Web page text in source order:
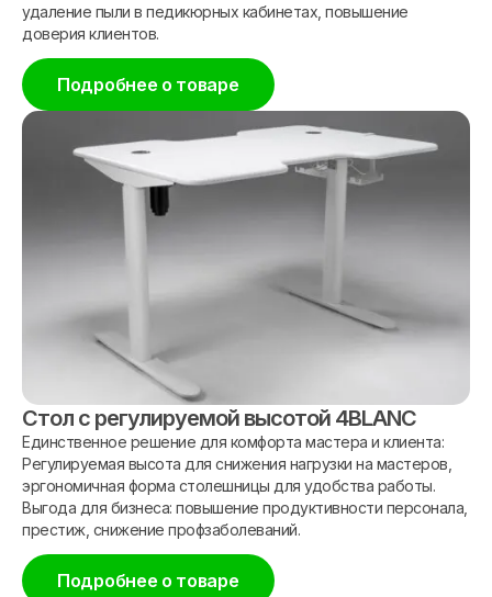
удаление пыли в педикюрных кабинетах, повышение
доверия клиентов.
Подробнее о товаре
Стол с регулируемой высотой 4BLANC
Единственное решение для комфорта мастера и клиента:
Регулируемая высота для снижения нагрузки на мастеров,
эргономичная форма столешницы для удобства работы.
Выгода для бизнеса: повышение продуктивности персонала,
престиж, снижение профзаболеваний.
Подробнее о товаре